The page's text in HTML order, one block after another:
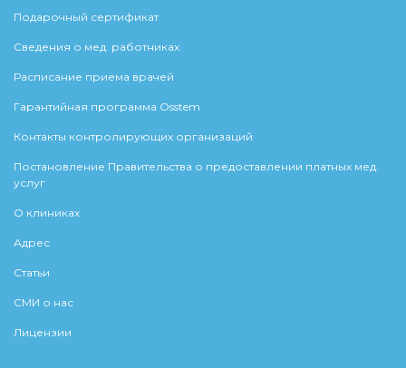
Подарочный сертификат
Сведения о мед. работниках
Расписание приема врачей
Гарантийная программа Osstem
Контакты контролирующих организаций
Постановление Правительства о предоставлении платных мед.
услуг
О клиниках
Адрес
Статьи
СМИ о нас
Лицензии